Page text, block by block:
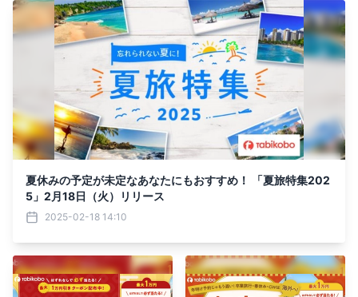
夏休みの予定が未定なあなたにもおすすめ！ 「夏旅特集202
5」2月18日（火）リリース
2025-02-18 14:10